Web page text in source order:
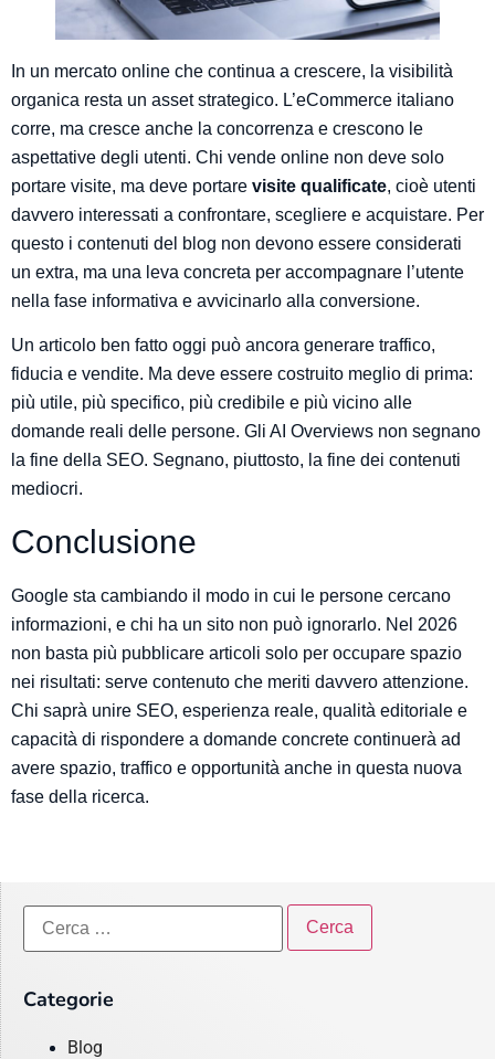
In un mercato online che continua a crescere, la visibilità
organica resta un asset strategico. L’eCommerce italiano
corre, ma cresce anche la concorrenza e crescono le
aspettative degli utenti. Chi vende online non deve solo
portare visite, ma deve portare visite qualificate, cioè utenti
davvero interessati a confrontare, scegliere e acquistare. Per
questo i contenuti del blog non devono essere considerati
un extra, ma una leva concreta per accompagnare l’utente
nella fase informativa e avvicinarlo alla conversione.
Un articolo ben fatto oggi può ancora generare traffico,
fiducia e vendite. Ma deve essere costruito meglio di prima:
più utile, più specifico, più credibile e più vicino alle
domande reali delle persone. Gli AI Overviews non segnano
la fine della SEO. Segnano, piuttosto, la fine dei contenuti
mediocri.
Conclusione
Google sta cambiando il modo in cui le persone cercano
informazioni, e chi ha un sito non può ignorarlo. Nel 2026
non basta più pubblicare articoli solo per occupare spazio
nei risultati: serve contenuto che meriti davvero attenzione.
Chi saprà unire SEO, esperienza reale, qualità editoriale e
capacità di rispondere a domande concrete continuerà ad
avere spazio, traffico e opportunità anche in questa nuova
fase della ricerca.
Categorie
Blog